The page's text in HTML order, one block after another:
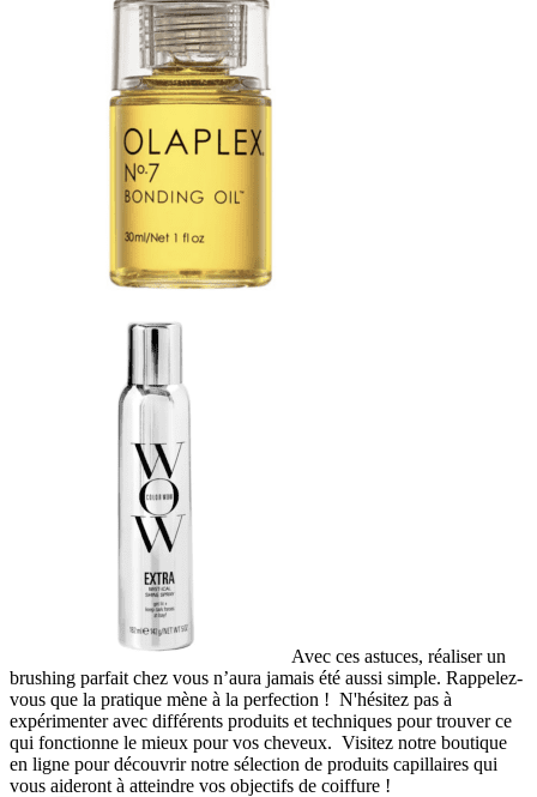
Avec ces astuces, réaliser un
brushing parfait chez vous n’aura jamais été aussi simple. Rappelez-
vous que la pratique mène à la perfection ! N'hésitez pas à
expérimenter avec différents produits et techniques pour trouver ce
qui fonctionne le mieux pour vos cheveux. Visitez notre boutique
en ligne pour découvrir notre sélection de produits capillaires qui
vous aideront à atteindre vos objectifs de coiffure !